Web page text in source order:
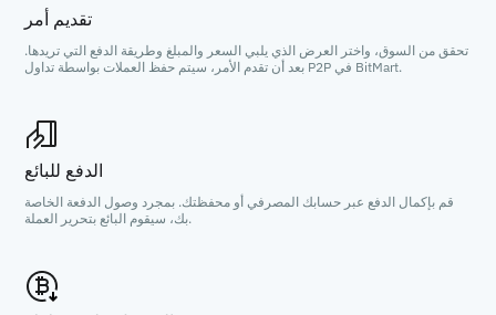
تقديم أمر
تحقق من السوق، واختر العرض الذي يلبي السعر والمبلغ وطريقة الدفع التي تريدها.
بعد أن تقدم الأمر، سيتم حفظ العملات بواسطة تداول P2P في BitMart.
الدفع للبائع
قم بإكمال الدفع عبر حسابك المصرفي أو محفظتك. بمجرد وصول الدفعة الخاصة
بك، سيقوم البائع بتحرير العملة.